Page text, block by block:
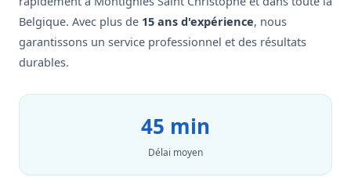
Belgique. Avec plus de 15 ans d'expérience, nous
garantissons un service professionnel et des résultats
durables.
45 min
Délai moyen